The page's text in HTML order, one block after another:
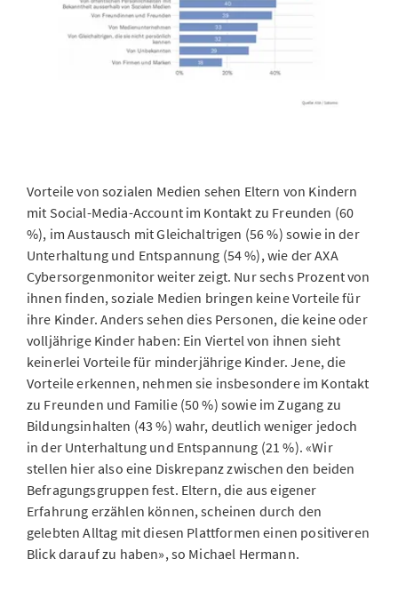
Vorteile von sozialen Medien sehen Eltern von Kindern
mit Social-Media-Account im Kontakt zu Freunden (60
%), im Austausch mit Gleichaltrigen (56 %) sowie in der
Unterhaltung und Entspannung (54 %), wie der AXA
Cybersorgenmonitor weiter zeigt. Nur sechs Prozent von
ihnen finden, soziale Medien bringen keine Vorteile für
ihre Kinder. Anders sehen dies Personen, die keine oder
volljährige Kinder haben: Ein Viertel von ihnen sieht
keinerlei Vorteile für minderjährige Kinder. Jene, die
Vorteile erkennen, nehmen sie insbesondere im Kontakt
zu Freunden und Familie (50 %) sowie im Zugang zu
Bildungsinhalten (43 %) wahr, deutlich weniger jedoch
in der Unterhaltung und Entspannung (21 %). «Wir
stellen hier also eine Diskrepanz zwischen den beiden
Befragungsgruppen fest. Eltern, die aus eigener
Erfahrung erzählen können, scheinen durch den
gelebten Alltag mit diesen Plattformen einen positiveren
Blick darauf zu haben», so Michael Hermann.